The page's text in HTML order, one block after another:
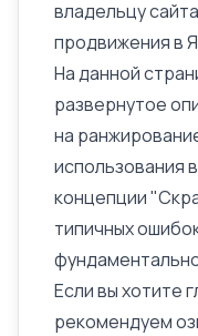
владельцу
продвижения в
На данной
развернутое
на
использования
концепции
типичных
Если вы хотите
рекомендуем